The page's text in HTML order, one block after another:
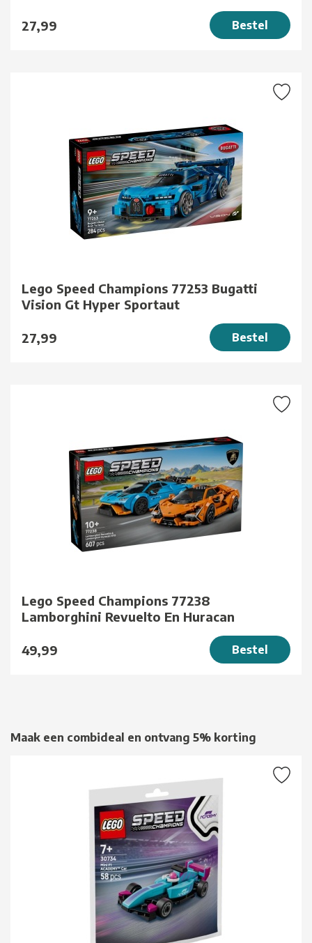
27,99 Bestel
Lego Speed Champions 77253 Bugatti
Vision Gt Hyper Sportaut
27,99 Bestel
Lego Speed Champions 77238
Lamborghini Revuelto En Huracan
49,99 Bestel
Maak een combideal en ontvang 5% korting